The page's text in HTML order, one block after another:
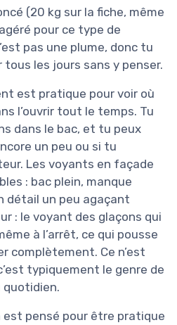
(20 kg sur la fiche, même
pour ce type de
pas une plume, donc tu
les jours sans y penser.
est pratique pour voir où
l’ouvrir tout le temps. Tu
dans le bac, et tu peux
un peu ou si tu
Les voyants en façade
: bac plein, manque
détail un peu agaçant
: le voyant des glaçons qui
à l’arrêt, ce qui pousse
complètement. Ce n’est
typiquement le genre de
est pensé pour être pratique